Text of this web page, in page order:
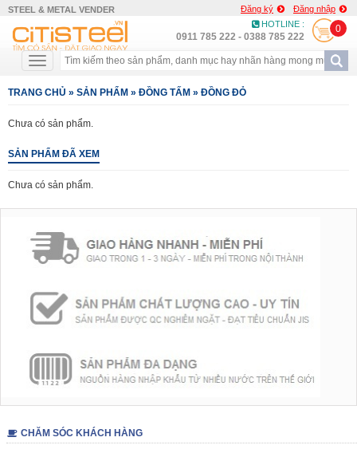
STEEL & METAL VENDER Đăng ký
Đăng nhập
HOTLINE :
0911 785 222 - 0388 785 222
0
TRANG CHỦ » SẢN PHẨM » ĐỒNG TẤM » ĐỒNG ĐỎ
Chưa có sản phẩm.
SẢN PHẨM ĐÃ XEM
Chưa có sản phẩm.
CHĂM SÓC KHÁCH HÀNG